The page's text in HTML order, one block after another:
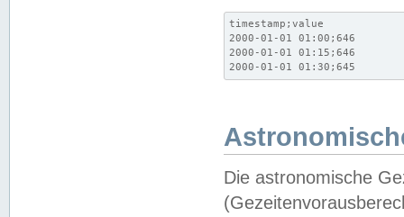
timestamp;value
2000-01-01 01:00;646
2000-01-01 01:15;646
2000-01-01 01:30;645
Die astronomische